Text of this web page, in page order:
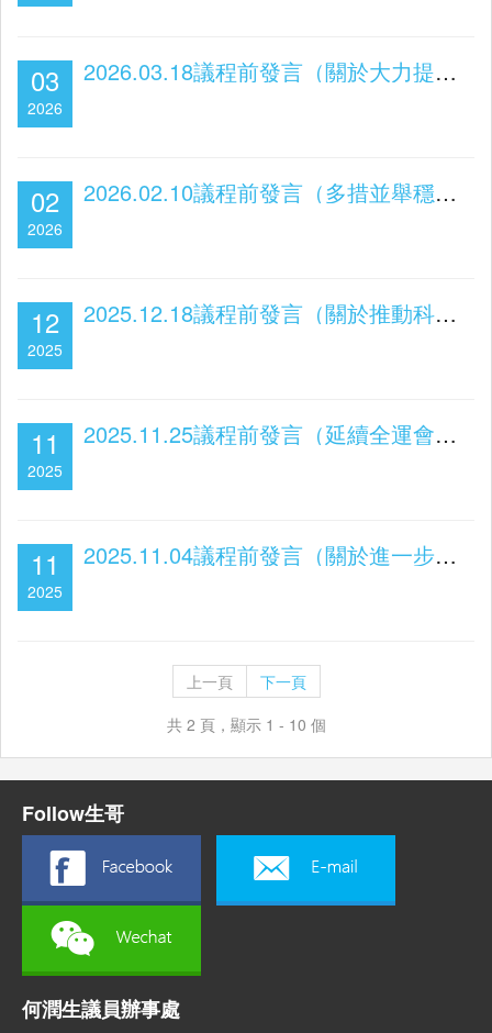
03
2026
2026.03.18議程前發言（關於大力提振消費 盤活社區經濟）
02
2026
2026.02.10議程前發言（多措並舉穩定學生輔導員隊伍）
12
2025
2025.12.18議程前發言（關於推動科技產業發展）
11
2025
2025.11.25議程前發言（延續全運會效益 發展“體育+”）
11
2025
2025.11.04議程前發言（關於進一步構建高效交通運輸體系）
上一頁
下一頁
共 2 頁，顯示 1 - 10 個
Follow生哥
何潤生議員辦事處